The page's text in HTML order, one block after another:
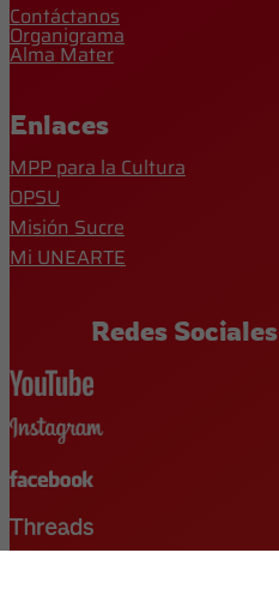
Contáctanos
Organigrama
Alma Mater
Enlaces
MPP para la Cultura
OPSU
Misión Sucre
Mi UNEARTE
Redes Sociales